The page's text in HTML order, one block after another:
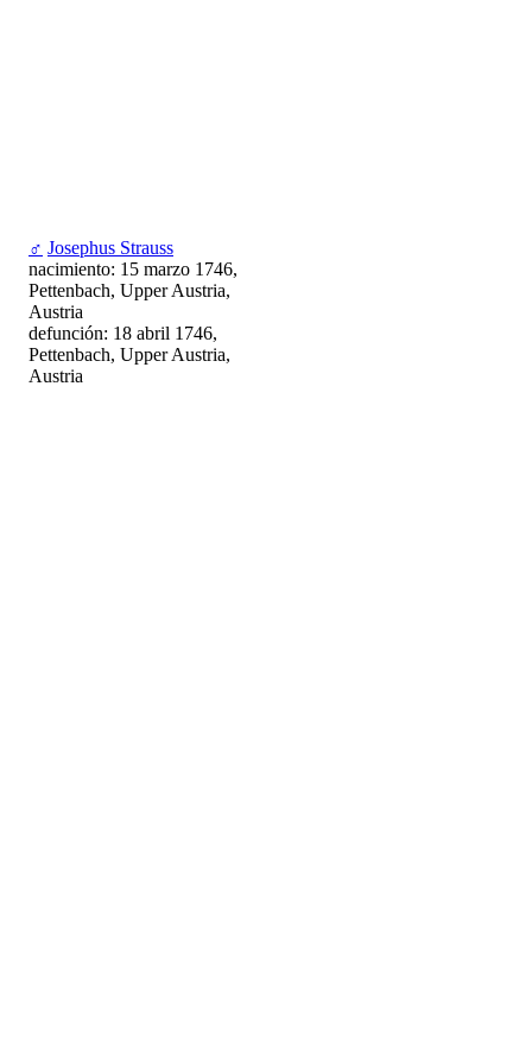
♂ Josephus Strauss
nacimiento: 15 marzo 1746,
Pettenbach, Upper Austria,
Austria
defunción: 18 abril 1746,
Pettenbach, Upper Austria,
Austria